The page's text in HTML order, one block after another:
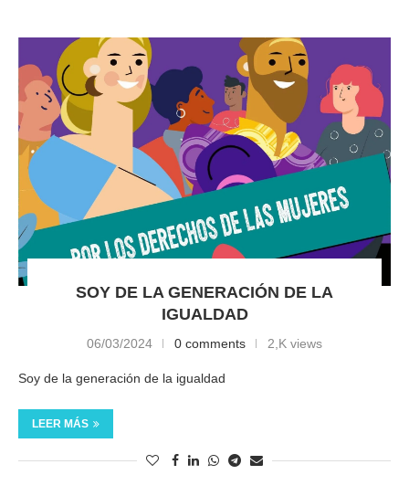
SOY DE LA GENERACIÓN DE LA
IGUALDAD
06/03/2024 0 comments 2,K views
Soy de la generación de la igualdad
LEER MÁS